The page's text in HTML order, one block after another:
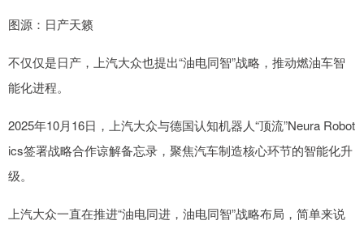
图源：日产天籁
不仅仅是日产，上汽大众也提出“油电同智”战略，推动燃油车智
能化进程。
2025年10月16日，上汽大众与德国认知机器人“顶流”Neura Robot
ics签署战略合作谅解备忘录，聚焦汽车制造核心环节的智能化升
级。
上汽大众一直在推进“油电同进，油电同智”战略布局，简单来说